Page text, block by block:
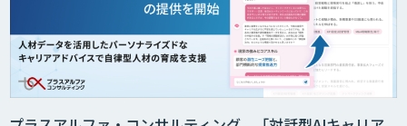
ニーズを理解する対話型AIエージェント
「AI’mON for 展示会」
Web接客を進化させる対話型AIエージェ
ント「AI’mON for WEB」